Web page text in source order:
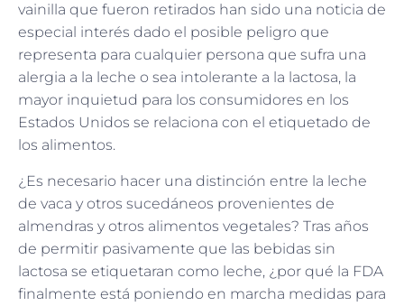
vainilla que fueron retirados han sido una noticia de
especial interés dado el posible peligro que
representa para cualquier persona que sufra una
alergia a la leche o sea intolerante a la lactosa, la
mayor inquietud para los consumidores en los
Estados Unidos se relaciona con el etiquetado de
los alimentos.
¿Es necesario hacer una distinción entre la leche
de vaca y otros sucedáneos provenientes de
almendras y otros alimentos vegetales? Tras años
de permitir pasivamente que las bebidas sin
lactosa se etiquetaran como leche, ¿por qué la FDA
finalmente está poniendo en marcha medidas para